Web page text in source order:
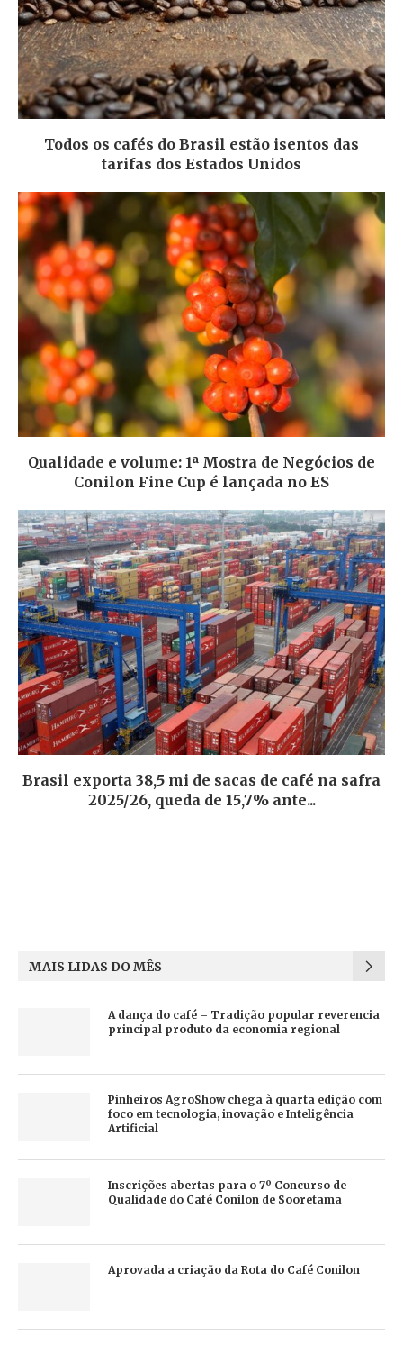
Todos os cafés do Brasil estão isentos das
tarifas dos Estados Unidos
Qualidade e volume: 1ª Mostra de Negócios de
Conilon Fine Cup é lançada no ES
Brasil exporta 38,5 mi de sacas de café na safra
2025/26, queda de 15,7% ante...
MAIS LIDAS DO MÊS
A dança do café – Tradição popular reverencia
principal produto da economia regional
Pinheiros AgroShow chega à quarta edição com
foco em tecnologia, inovação e Inteligência
Artificial
Inscrições abertas para o 7º Concurso de
Qualidade do Café Conilon de Sooretama
Aprovada a criação da Rota do Café Conilon